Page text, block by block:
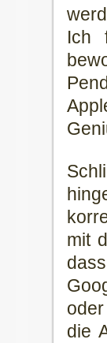
Ich
mit
die